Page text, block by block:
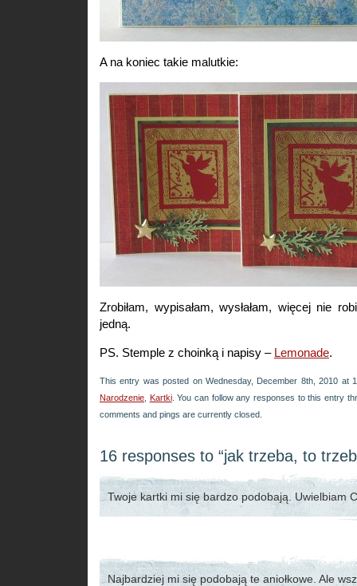
A na koniec takie malutkie:
Zrobiłam, wypisałam, wysłałam, więcej nie
jedną.
PS. Stemple z choinką i napisy – Lemonade.
This entry was posted on Wednesday, December 8th, 2010 at
Narodzenie
Kartki. You can follow any responses to this entry
comments and pings are currently closed.
16 responses to “jak trzeba, to
Twoje kartki mi się bardzo podobają. Uwielbiam
Najbardziej mi się podobają te aniołkowe. Ale